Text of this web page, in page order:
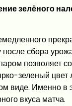
зелёного
после сбора
позволяет
зеленый цвет
виде. Именно в
вкуса матча.